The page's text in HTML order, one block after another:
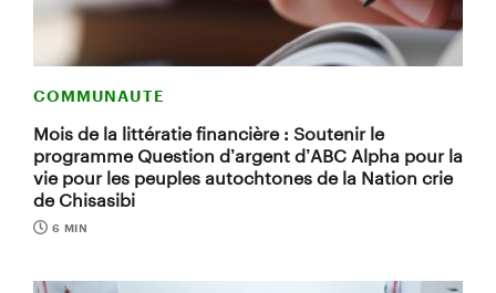
COMMUNAUTE
Mois de la littératie financière : Soutenir le
programme Question d’argent d’ABC Alpha pour la
vie pour les peuples autochtones de la Nation crie
de Chisasibi
6 MIN